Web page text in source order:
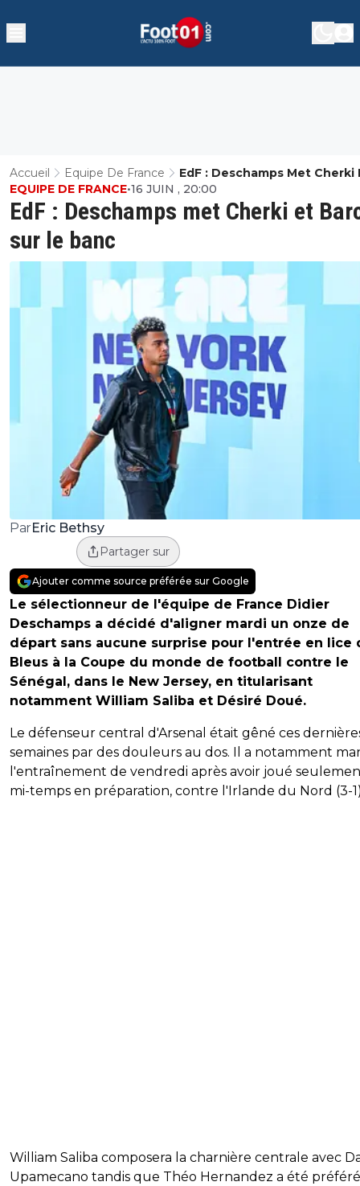
Accueil Equipe De France
EdF : Deschamps Met Cherki
Barcola Sur Le Banc
EdF : Deschamps met Cherki et
sur le banc
EQUIPE DE FRANCE•16 JUIN , 20:00
ParEric Bethsy
Partager sur
Ajouter comme source préférée sur Google
Le sélectionneur de l'équipe de France Didier
Deschamps a décidé d'aligner mardi un onze de
départ sans aucune surprise pour l'entrée en lice
Bleus à la Coupe du monde de football contre le
Sénégal, dans le New Jersey, en titularisant
notamment William Saliba et Désiré Doué.
Le défenseur central d'Arsenal était gêné ces
semaines par des douleurs au dos. Il a notamment
l'entraînement de vendredi après avoir joué
mi-temps en préparation, contre l'Irlande du Nord (3-
William Saliba composera la charnière centrale avec
Upamecano tandis que Théo Hernandez a été